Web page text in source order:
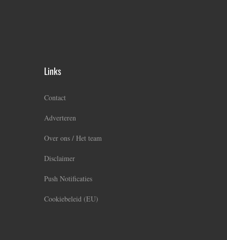
Links
Contact
Adverteren
Over ons / Het team
Disclaimer
Push Notificaties
Cookiebeleid (EU)